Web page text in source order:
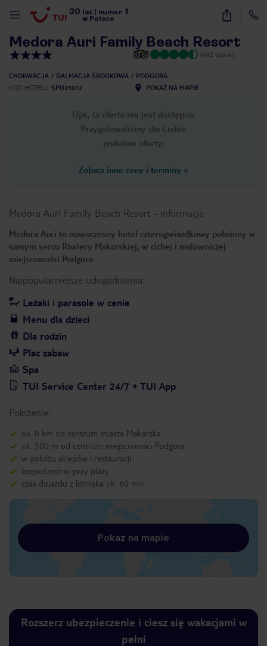
30 lat numer 1
w Polsce
45
Medora Auri Family Beach Resort
(682 opinie)
CHORWACJA DALMACJA ŚRODKOWA
PODGORA
KOD HOTELU SPU35012 POKAŻ NA MAPIE
Ups, ta oferta nie jest dostępna.
Przygotowaliśmy dla Ciebie
podobne oferty:
Zobacz inne ceny i terminy »
Medora Auri Family Beach Resort - informacje
Medora Auri to nowoczesny hotel czterogwiazdkowy położony w
samym sercu Riwiery Makarskiej, w cichej i malowniczej
miejscowości Podgora.
Najpopularniejsze udogodnienia:
Leżaki i parasole w cenie
Menu dla dzieci
Dla rodzin
Plac zabaw
Spa
TUI Service Center 24/7 + TUI App
Położenie:
ok. 8 km od centrum miasta Makarska
ok. 500 m od centrum miejscowości Podgora
w pobliżu sklepów i restauracji
bezpośrednio przy plaży
czas dojazdu z lotniska ok. 60 min
Pokaż na mapie
Rozszerz ubezpieczenie i ciesz się wakacjami w
pełni